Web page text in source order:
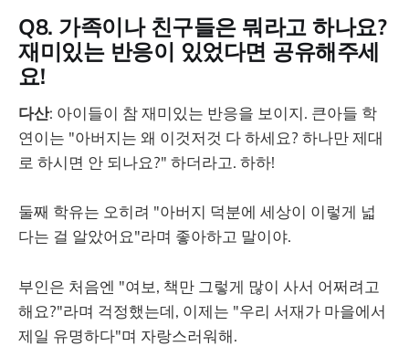
Q8. 가족이나 친구들은 뭐라고 하나요?
재미있는 반응이 있었다면 공유해주세
요!
다산: 아이들이 참 재미있는 반응을 보이지. 큰아들 학
연이는 "아버지는 왜 이것저것 다 하세요? 하나만 제대
로 하시면 안 되나요?" 하더라고. 하하!
둘째 학유는 오히려 "아버지 덕분에 세상이 이렇게 넓
다는 걸 알았어요"라며 좋아하고 말이야.
부인은 처음엔 "여보, 책만 그렇게 많이 사서 어쩌려고
해요?"라며 걱정했는데, 이제는 "우리 서재가 마을에서
제일 유명하다"며 자랑스러워해.